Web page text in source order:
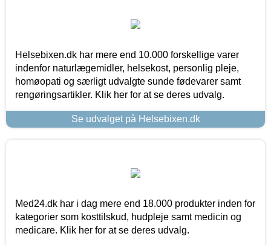
Helsebixen.dk har mere end 10.000 forskellige varer
indenfor naturlægemidler, helsekost, personlig pleje,
homøopati og særligt udvalgte sunde fødevarer samt
rengøringsartikler. Klik her for at se deres udvalg.
Se udvalget på Helsebixen.dk
Med24.dk har i dag mere end 18.000 produkter inden for
kategorier som kosttilskud, hudpleje samt medicin og
medicare. Klik her for at se deres udvalg.